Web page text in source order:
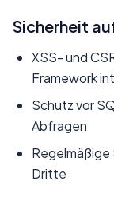
Sicherheit
XSS- und
Framework
Schutz vor
Abfragen
Dritte